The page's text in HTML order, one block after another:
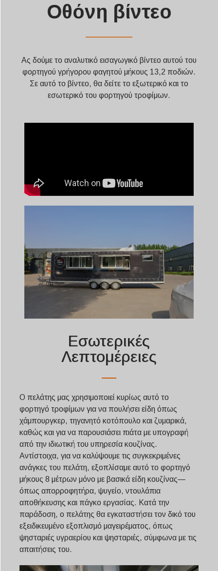
Οθόνη βίντεο
——————
Ας δούμε το αναλυτικό εισαγωγικό βίντεο αυτού του
φορτηγού γρήγορου φαγητού μήκους 13,2 ποδιών.
Σε αυτό το βίντεο, θα δείτε το εξωτερικό και το
εσωτερικό του φορτηγού τροφίμων.
Εσωτερικές
Λεπτομέρειες
Ο πελάτης μας χρησιμοποιεί κυρίως αυτό το
φορτηγό τροφίμων για να πουλήσει είδη όπως
χάμπουργκερ, τηγανητό κοτόπουλο και ζυμαρικά,
καθώς και για να παρουσιάσει πιάτα με υπογραφή
από την ιδιωτική του υπηρεσία κουζίνας.
Αντίστοιχα, για να καλύψουμε τις συγκεκριμένες
ανάγκες του πελάτη, εξοπλίσαμε αυτό το φορτηγό
μήκους 8 μέτρων μόνο με βασικά είδη κουζίνας—
όπως απορροφητήρα, ψυγείο, ντουλάπια
αποθήκευσης και πάγκο εργασίας. Κατά την
παράδοση, ο πελάτης θα εγκαταστήσει τον δικό του
εξειδικευμένο εξοπλισμό μαγειρέματος, όπως
ψησταριές υγραερίου και ψησταριές, σύμφωνα με τις
απαιτήσεις του.